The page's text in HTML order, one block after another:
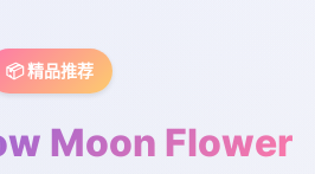
📦 精品推荐
Moon Flower